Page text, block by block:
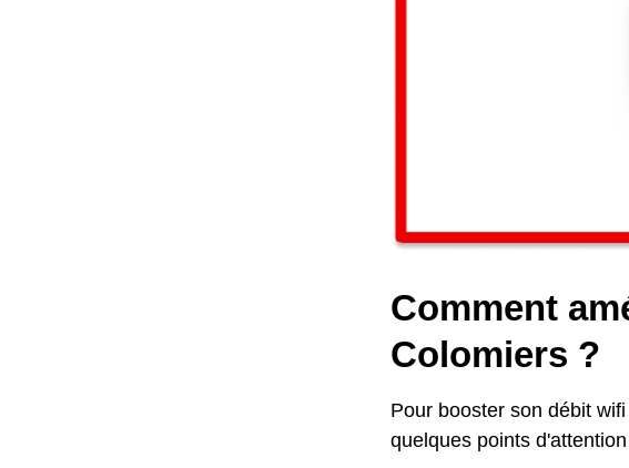
Comment
Colomiers ?
Pour booster son débit
quelques points